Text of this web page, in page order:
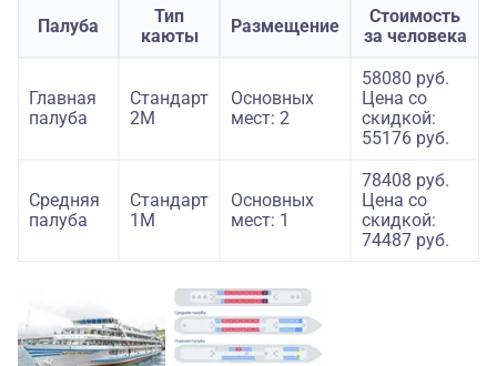
Палуба
Тип
каюты
Размещение
Стоимость
за человека
Главная
палуба
Стандарт
2M
Основных
мест: 2
58080 руб.
Цена со
скидкой:
55176 руб.
Средняя
палуба
Стандарт
1M
Основных
мест: 1
78408 руб.
Цена со
скидкой:
74487 руб.